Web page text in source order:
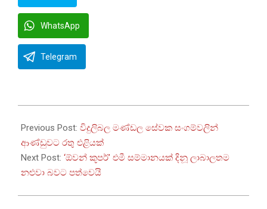
WhatsApp
Telegram
09-
15
Previous Post: විදුලිබල මණ්ඩල සේවක සංගම්වලින්
ආණ්ඩුවට රතු එළියක්
Next Post: ‘ඕවන් කූපර්’ එමී සම්මානයක් දිනූ ලාබාලතම
නළුවා බවට පත්වෙයි